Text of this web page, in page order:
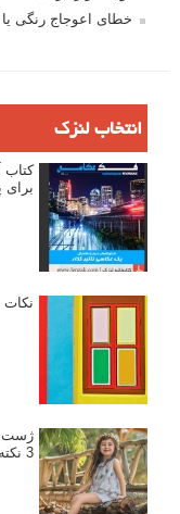
خطای اعوجاج رنگی
انتخاب لنزک
نکات
ژست
3 نکته ساده برای بهبود عکاسی پرتره